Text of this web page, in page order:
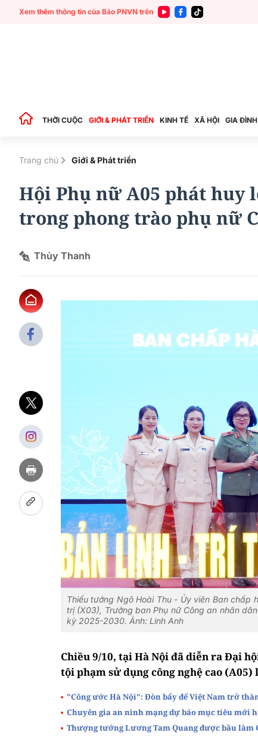
Xem thêm thông tin của Báo PNVN trên
THỜI CUỘC GIỚI & PHÁT TRIỂN KINH TẾ XÃ HỘI GIA ĐÌNH
Trang chủ Giới & Phát triển
Hội Phụ nữ A05 phát huy
trong phong trào phụ nữ
Thủy Thanh
Thiếu tướng Ngô Hoài Thu - Ủy viên Ban chấp
trị (X03), Trưởng ban Phụ nữ Công an nhân
kỳ 2025-2030. Ảnh: Linh Anh
Chiều 9/10, tại Hà Nội đã diễn ra Đại
tội phạm sử dụng công nghệ cao
"Công ước Hà Nội": Đòn bẩy để Việt Nam trở
Chuyên gia an ninh mạng dự báo mục tiêu mới
Thượng tướng Lương Tam Quang được bầu